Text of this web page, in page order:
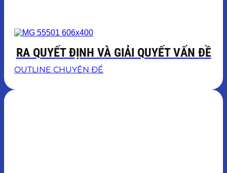
RA QUYẾT ĐỊNH VÀ GIẢI QUYẾT VẤN ĐỀ
OUTLINE CHUYÊN ĐỀ